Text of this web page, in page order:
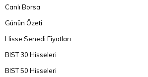
Canlı Borsa
Günün Özeti
Hisse Senedi Fiyatları
BIST 30 Hisseleri
BIST 50 Hisseleri